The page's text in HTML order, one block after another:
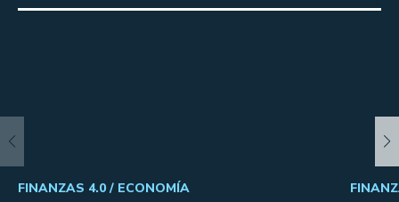
FINANZAS 4.0 / ECONOMÍA